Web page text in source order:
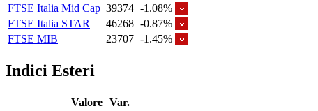
FTSE Italia Mid Cap 39374 -1.08%
FTSE Italia STAR
46268 -0.87%
FTSE MIB
23707 -1.45%
Indici Esteri
Valore Var.